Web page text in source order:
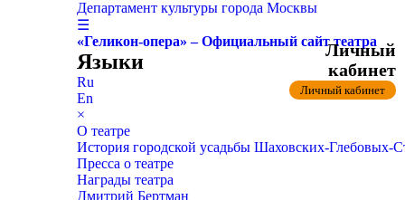
Департамент культуры города Москвы
☰
«Геликон-опера» – Официальный сайт театра
Языки
Ru
En
×
О театре
История городской усадьбы Шаховских-
Пресса о театре
Награды театра
Дмитрий Бертман
Личный
кабинет
Личный кабинет